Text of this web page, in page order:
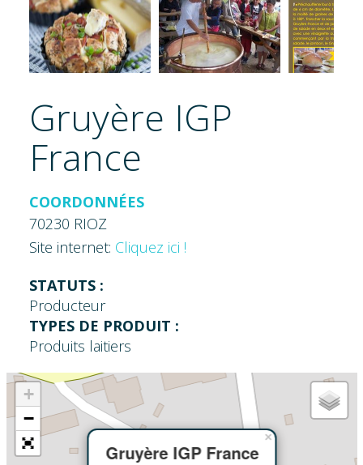
Gruyère IGP
France
COORDONNÉES
70230 RIOZ
Site internet: Cliquez ici !
STATUTS :
Producteur
TYPES DE PRODUIT :
Produits laitiers
Gruyère IGP France
×
+
−